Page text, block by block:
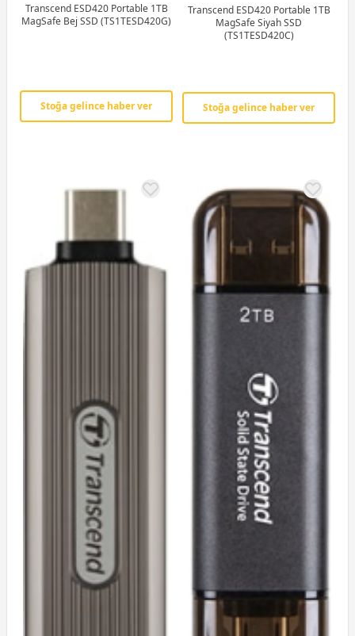
Transcend ESD420 Portable 1TB
MagSafe Bej SSD (TS1TESD420G)
Stoğa gelince haber ver
Transcend ESD420 Portable 1TB
MagSafe Siyah SSD
(TS1TESD420C)
Stoğa gelince haber ver